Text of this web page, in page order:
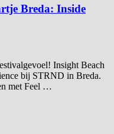
Breda: Inside
Insight Beach
bij STRND in Breda.
met Feel …